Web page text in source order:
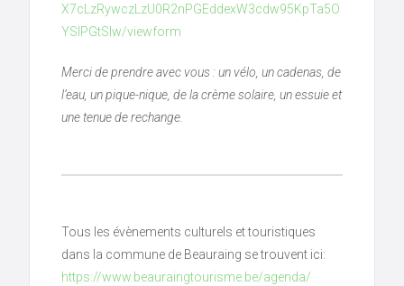
X7cLzRywczLzU0R2nPGEddexW3cdw95KpTa5O
YSIPGtSIw/viewform
Merci de prendre avec vous : un vélo, un cadenas, de
l’eau, un pique-nique, de la crème solaire, un essuie et
une tenue de rechange.
Tous les évènements culturels et touristiques
dans la commune de Beauraing se trouvent ici:
https://www.beauraingtourisme.be/agenda/